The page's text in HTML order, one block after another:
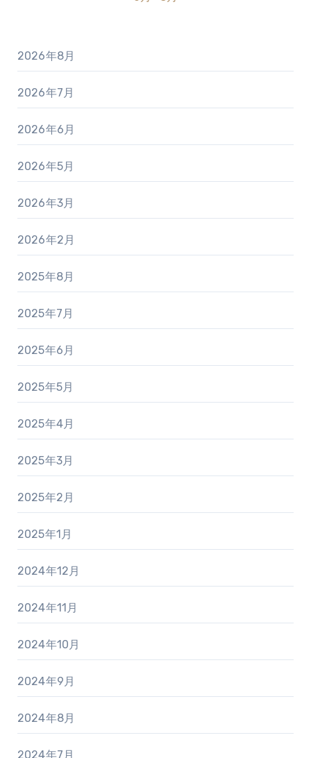
2026年8月
2026年7月
2026年6月
2026年5月
2026年3月
2026年2月
2025年8月
2025年7月
2025年6月
2025年5月
2025年4月
2025年3月
2025年2月
2025年1月
2024年12月
2024年11月
2024年10月
2024年9月
2024年8月
2024年7月